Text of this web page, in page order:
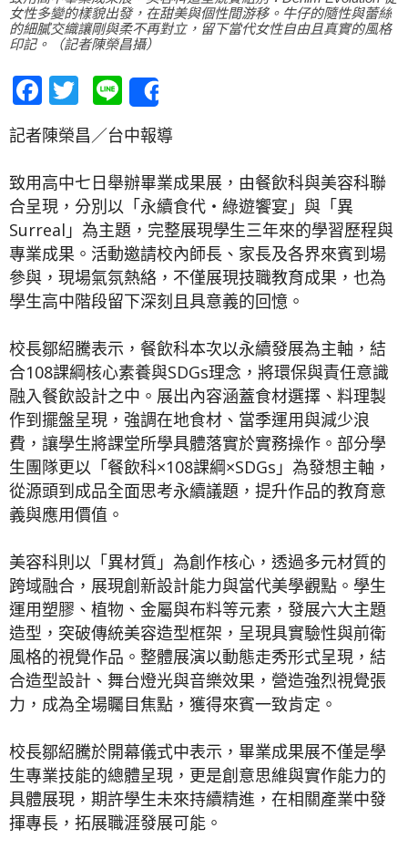
女性多變的樣貌出發，在甜美與個性間游移。牛仔的隨性與蕾絲
的細膩交織讓剛與柔不再對立，留下當代女性自由且真實的風格
印記。（記者陳榮昌攝）
Facebook
Twitter
Line
記者陳榮昌／台中報導
致用高中七日舉辦畢業成果展，由餐飲科與美容科聯
合呈現，分別以「永續食代‧綠遊饗宴」與「異
Surreal」為主題，完整展現學生三年來的學習歷程與
專業成果。活動邀請校內師長、家長及各界來賓到場
參與，現場氣氛熱絡，不僅展現技職教育成果，也為
學生高中階段留下深刻且具意義的回憶。
校長鄒紹騰表示，餐飲科本次以永續發展為主軸，結
合108課綱核心素養與SDGs理念，將環保與責任意識
融入餐飲設計之中。展出內容涵蓋食材選擇、料理製
作到擺盤呈現，強調在地食材、當季運用與減少浪
費，讓學生將課堂所學具體落實於實務操作。部分學
生團隊更以「餐飲科×108課綱×SDGs」為發想主軸，
從源頭到成品全面思考永續議題，提升作品的教育意
義與應用價值。
美容科則以「異材質」為創作核心，透過多元材質的
跨域融合，展現創新設計能力與當代美學觀點。學生
運用塑膠、植物、金屬與布料等元素，發展六大主題
造型，突破傳統美容造型框架，呈現具實驗性與前衛
風格的視覺作品。整體展演以動態走秀形式呈現，結
合造型設計、舞台燈光與音樂效果，營造強烈視覺張
力，成為全場矚目焦點，獲得來賓一致肯定。
校長鄒紹騰於開幕儀式中表示，畢業成果展不僅是學
生專業技能的總體呈現，更是創意思維與實作能力的
具體展現，期許學生未來持續精進，在相關產業中發
揮專長，拓展職涯發展可能。